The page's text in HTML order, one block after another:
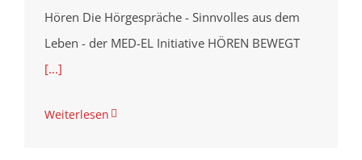
Hören Die Hörgespräche - Sinnvolles aus dem
Leben - der MED-EL Initiative HÖREN BEWEGT
[...]
Weiterlesen